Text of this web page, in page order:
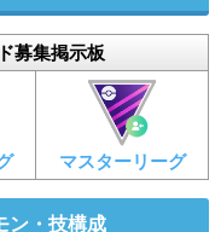
募集掲示板
マスターリーグ
ン・技構成